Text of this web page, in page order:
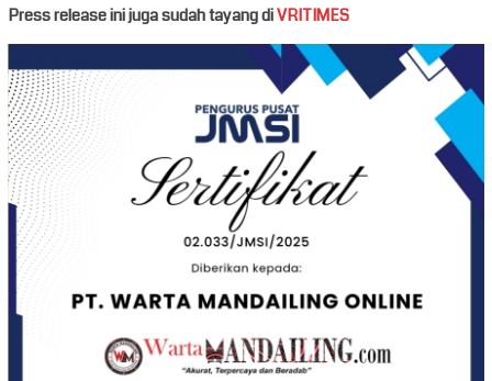
Press release ini juga sudah tayang diVRITIMES